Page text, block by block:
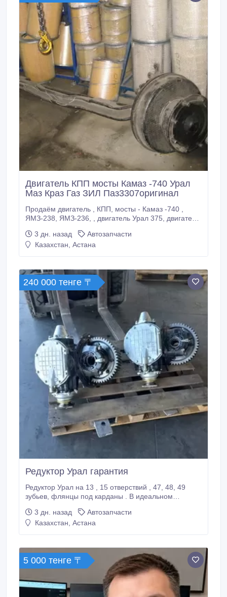
Двигатель КПП мосты Камаз -740 Урал
Маз Краз Газ ЗИЛ Паз3307оригинал
Продаём двигатель , КПП, мосты - Камаз -740 ,
ЯМЗ-238, ЯМЗ-236, , двигатель Урал 375, двигатель
двигатель Зил и Газ на автомобили Зил-130 , Зил
-131 , Газ 53 , Газ-66 и автобус Паз 3307 , а также
с хранения , гарантия .
3 дн. назад
Автозапчасти
Казахстан, Астана
240 000 тенге 〒
Редуктор Урал гарантия
Редуктор Урал на 13 , 15 отверствий , 47, 48, 49
зубьев, флянцы под карданы . В идеальном
три месяца гарантии в наличии, быстро отгружу 48
000 р.
3 дн. назад
Автозапчасти
Казахстан, Астана
5 000 тенге 〒